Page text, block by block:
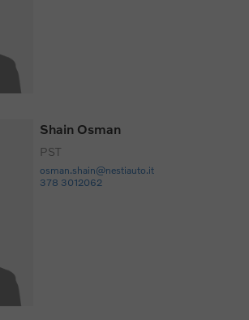
Shain Osman
PST
osman.shain@nestiauto.it
378 3012062